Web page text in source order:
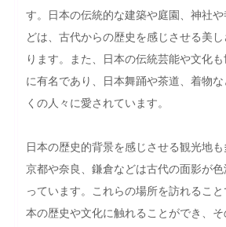
す。日本の伝統的な建築や庭園、神社や
どは、古代からの歴史を感じさせる美し
ります。また、日本の伝統芸能や文化も
に有名であり、日本舞踊や茶道、着物な
くの人々に愛されています。
日本の歴史的背景を感じさせる観光地も
京都や奈良、鎌倉などは古代の面影が
っています。これらの場所を訪れること
本の歴史や文化に触れることができ、そ